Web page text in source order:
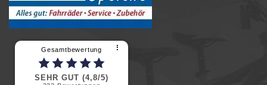
Gesamtbewertung ⠇
SEHR GUT (4,8/5)